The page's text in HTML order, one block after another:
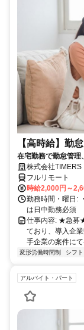
【高時給】勤
在宅勤務で勤怠管理
稼ぎたい方、注目！
株式会社TIMERS
フルリモート
時給2,000円～
勤務時間・曜日:
は日中勤務必須
仕事内容: ★急募
ており、導入企
手企業の案件に
変形労働時間制 シフ
アルバイト・パート